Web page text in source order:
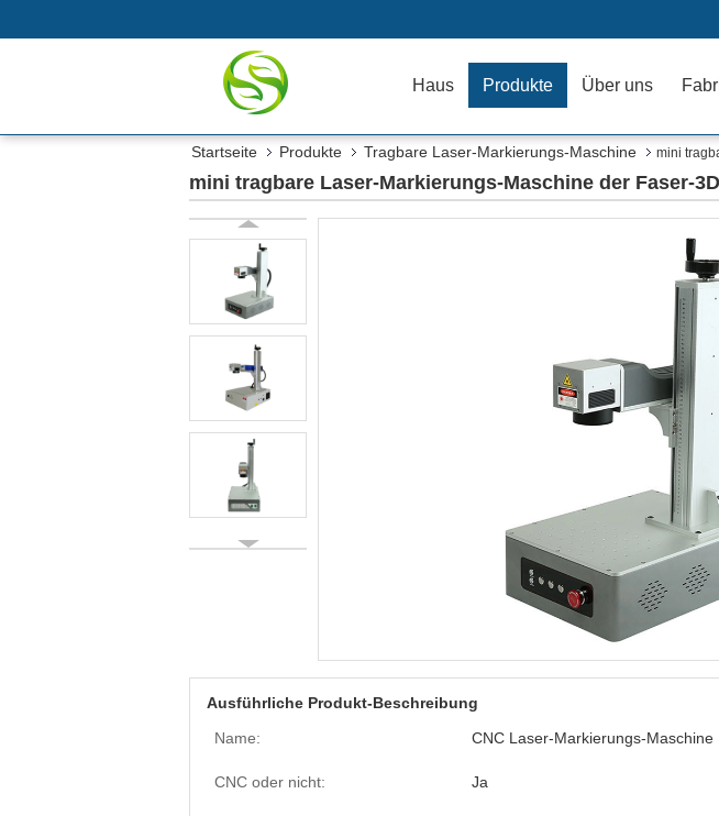
Haus Produkte Über uns
Startseite Produkte Tragbare Laser-Markierungs-Maschine mini
mini tragbare Laser-Markierungs-Maschine der Faser-3D
Ausführliche Produkt-Beschreibung
Name:
CNC Laser-Markierungs-Maschine
CNC oder nicht: Ja